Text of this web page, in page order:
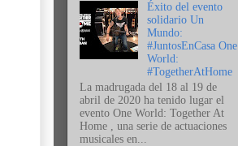
Éxito del evento
solidario Un
Mundo:
#JuntosEnCasa One
World:
#TogetherAtHome
La madrugada del 18 al 19 de
abril de 2020 ha tenido lugar el
evento One World: Together At
Home , una serie de actuaciones
musicales en...